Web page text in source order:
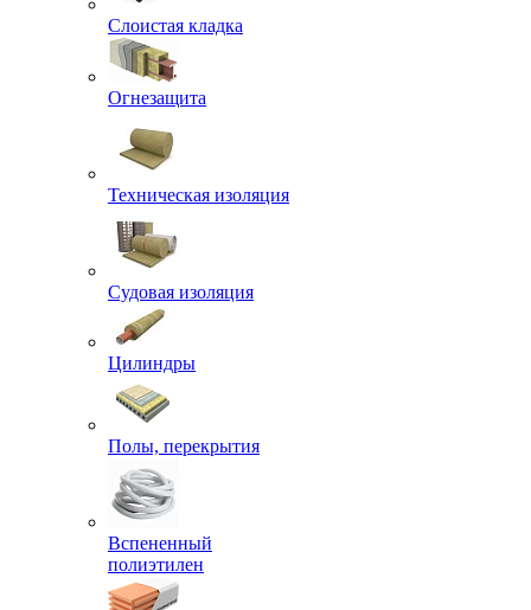
Слоистая кладка
Огнезащита
Техническая изоляция
Судовая изоляция
Цилиндры
Полы, перекрытия
Вспененный
полиэтилен